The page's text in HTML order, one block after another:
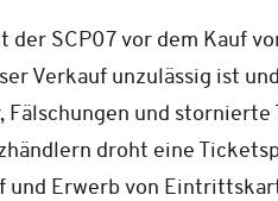
der SCP07 vor dem Kauf
Verkauf unzulässig ist
Fälschungen und
droht eine
und Erwerb von